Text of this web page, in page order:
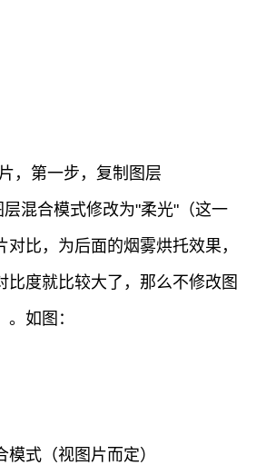
，第一步，复制图层
层混合模式修改为"柔光"（这一
比，为后面的烟雾烘托效果，
比度就比较大了，那么不修改图
如图：
式（视图片而定）